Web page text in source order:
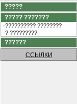
?????
????? ???????
·?????????? ????????
·? ?????????
??????
ССЫЛКИ